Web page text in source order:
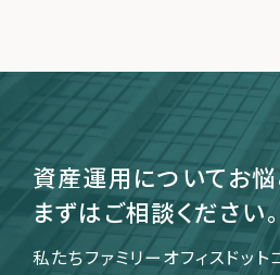
資産運用についてお悩
まずはご相談ください。
私たちファミリーオフィスドッ